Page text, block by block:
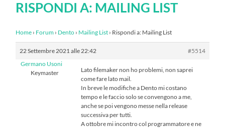
dispositivi
RISPONDI A: MAILING LIST
Home › Forum › Dento › Mailing List › Rispondi a: Mailing List
22 Settembre 2021 alle 22:42
#5514
Germano Usoni
Keymaster
Lato filemaker non ho problemi, non saprei
come fare lato mail.
In breve le modifiche a Dento mi costano
tempo e le faccio solo se convengono a me,
anche se poi vengono messe nella release
successiva per tutti.
A ottobre mi incontro col programmatore e ne